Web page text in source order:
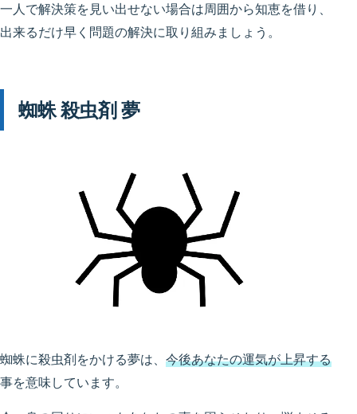
一人で解決策を見い出せない場合は周囲から知恵を借り、
出来るだけ早く問題の解決に取り組みましょう。
蜘蛛 殺虫剤 夢
蜘蛛に殺虫剤をかける夢は、 今後あなたの運気が上昇する
事を意味しています。